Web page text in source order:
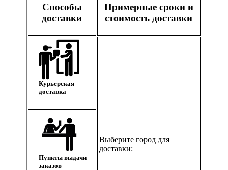
Способы
доставки
Примерные сроки и
стоимость доставки
Курьерская
доставка
Выберите город для
доставки:
Пункты выдачи
заказов